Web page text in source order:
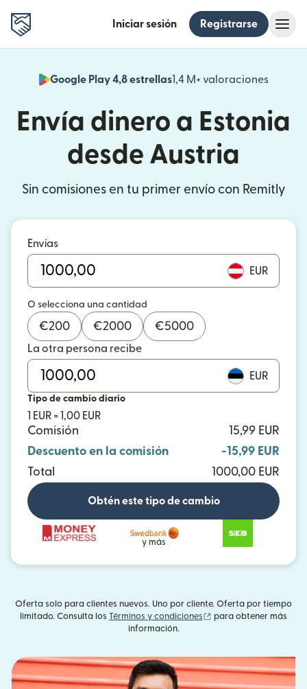
Iniciar sesión Registrarse
Google Play 4,8 estrellas1,4 M+ valoraciones
(se
Envía dinero a Estonia
desde Austria
Sin comisiones en tu primer envío con Remitly
Envías
EUR
O selecciona una cantidad
€200 €2000 €5000
La otra persona recibe
EUR
Tipo de cambio diario
1 EUR = 1,00 EUR
Comisión
15,99 EUR
Descuento en la comisión
-15,99 EUR
Total
1000,00 EUR
Obtén este tipo de cambio
y más
Oferta solo para clientes nuevos. Uno por cliente. Oferta por tiempo
limitado. Consulta los Términos y condiciones (se abre en una
para obtener más
información.